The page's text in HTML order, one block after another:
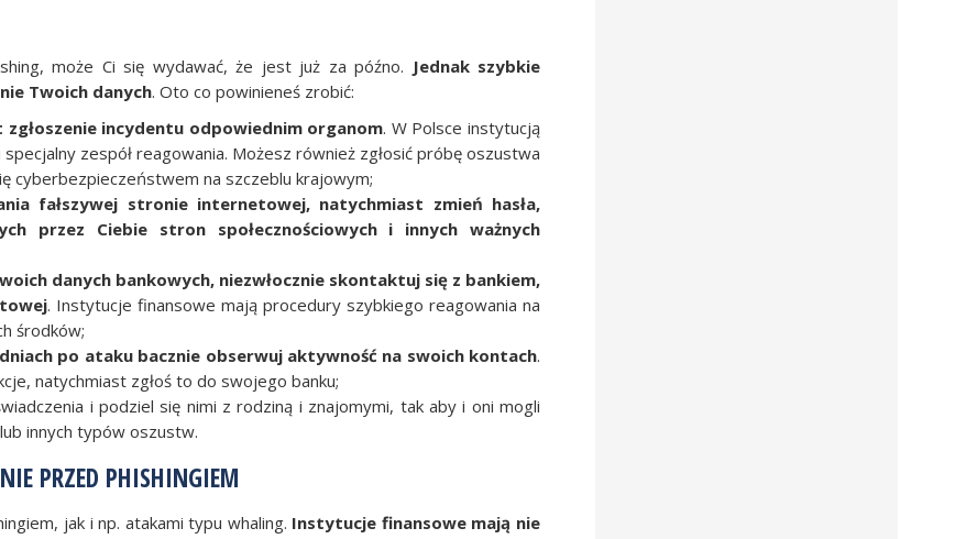
może Ci się wydawać, że jest już za późno. Jednak szybkie
Twoich danych. Oto co powinieneś zrobić:
incydentu odpowiednim organom. W Polsce instytucją
zespół reagowania. Możesz również zgłosić próbę oszustwa
cyberbezpieczeństwem na szczeblu krajowym;
fałszywej stronie internetowej, natychmiast zmień hasła,
przez Ciebie stron społecznościowych i innych ważnych
danych bankowych, niezwłocznie skontaktuj się z bankiem,
. Instytucje finansowe mają procedury szybkiego reagowania na
środków;
po ataku bacznie obserwuj aktywność na swoich kontach.
natychmiast zgłoś to do swojego banku;
i podziel się nimi z rodziną i znajomymi, tak aby i oni mogli
innych typów oszustw.
PRZED PHISHINGIEM
jak i np. atakami typu whaling. Instytucje finansowe mają nie